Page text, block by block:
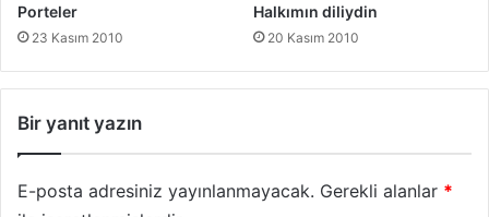
Porteler
23 Kasım 2010
Halkımın diliydin
20 Kasım 2010
Bir yanıt yazın
E-posta adresiniz yayınlanmayacak. Gerekli alanlar *